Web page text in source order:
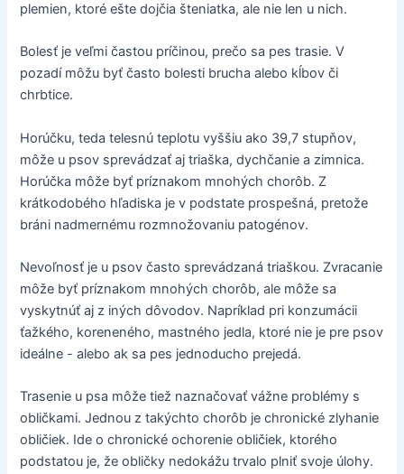
plemien, ktoré ešte dojčia šteniatka, ale nie len u nich.
Bolesť je veľmi častou príčinou, prečo sa pes trasie. V
pozadí môžu byť často bolesti brucha alebo kĺbov či
chrbtice.
Horúčku, teda telesnú teplotu vyššiu ako 39,7 stupňov,
môže u psov sprevádzať aj triaška, dychčanie a zimnica.
Horúčka môže byť príznakom mnohých chorôb. Z
krátkodobého hľadiska je v podstate prospešná, pretože
bráni nadmernému rozmnožovaniu patogénov.
Nevoľnosť je u psov často sprevádzaná triaškou. Zvracanie
môže byť príznakom mnohých chorôb, ale môže sa
vyskytnúť aj z iných dôvodov. Napríklad pri konzumácii
ťažkého, koreneného, mastného jedla, ktoré nie je pre psov
ideálne - alebo ak sa pes jednoducho prejedá.
Trasenie u psa môže tiež naznačovať vážne problémy s
obličkami. Jednou z takýchto chorôb je chronické zlyhanie
obličiek. Ide o chronické ochorenie obličiek, ktorého
podstatou je, že obličky nedokážu trvalo plniť svoje úlohy.